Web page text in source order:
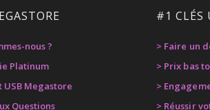
nous ?
Platinum
USB Megastore
Questions
#1 CLÉS
> Faire un
> Prix bas
>
> Réussir